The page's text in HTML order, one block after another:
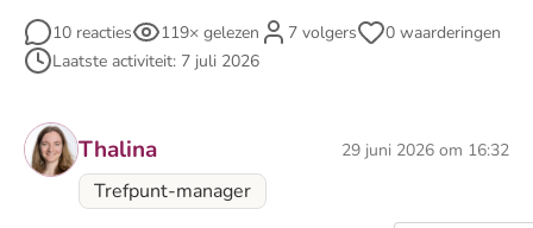
10 reacties 119× gelezen 7 volgers
0 waarderingen
Laatste activiteit: 7 juli 2026
Thalina 29 juni 2026 om 16:32
Trefpunt-manager